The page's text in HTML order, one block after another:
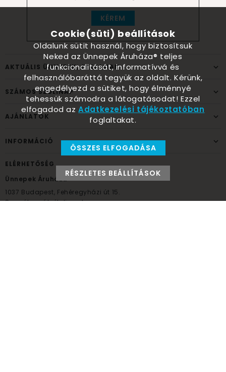
KÉREM
AKTUÁLIS ÜNNEPEK, ALKALMAK
SZÁMOS SZÜLINAP
AJÁNLATOK
INFORMÁCIÓ
ELÉRHETŐSÉG
Ünnepek Áruháza
1037 Budapest, Fehéregyházi út 15.
Személyes átvételi pont
Cookie(süti) beállítások
Oldalunk sütit használ, hogy biztosítsuk
Neked az Ünnepek Áruháza® teljes
funkcionalitását, informatívvá és
felhasználóbaráttá tegyük az oldalt. Kérünk,
engedélyezd a sütiket, hogy élménnyé
tehessük számodra a látogatásodat! Ezzel
elfogadod azAdatkezelési tájékoztatóban
foglaltakat.
ÖSSZES ELFOGADÁSA
RÉSZLETES BEÁLLÍTÁSOK